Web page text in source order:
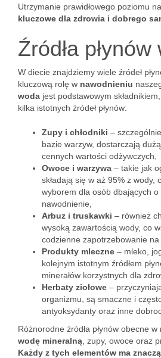
Utrzymanie prawidłowego poziomu
kluczowe dla zdrowia i dobrego
Źródła
W diecie znajdziemy wiele źródeł
kluczową rolę w nawodnieniu
woda jest podstawowym
kilka istotnych źródeł płynów:
Zupy i chłodniki –
bazie warzyw, dostarczają
cennych wartości odżywczych,
Owoce i warzywa – takie jak
składają się w aż 95% z wody,
wyborem dla osób dbających o
nawodnienie,
Arbuz i truskawki – również
wysoką zawartością wody, co
codzienne zapotrzebowanie na
Produkty mleczne – mleko,
kolejnym istotnym źródłem
minerałów korzystnych dla
Herbaty ziołowe –
organizmu, są smaczne i
antyoksydanty oraz inne
Różnorodne źródła płynów obecne
wodę mineralną , zupy, owoce oraz
Każdy z tych elementów ma